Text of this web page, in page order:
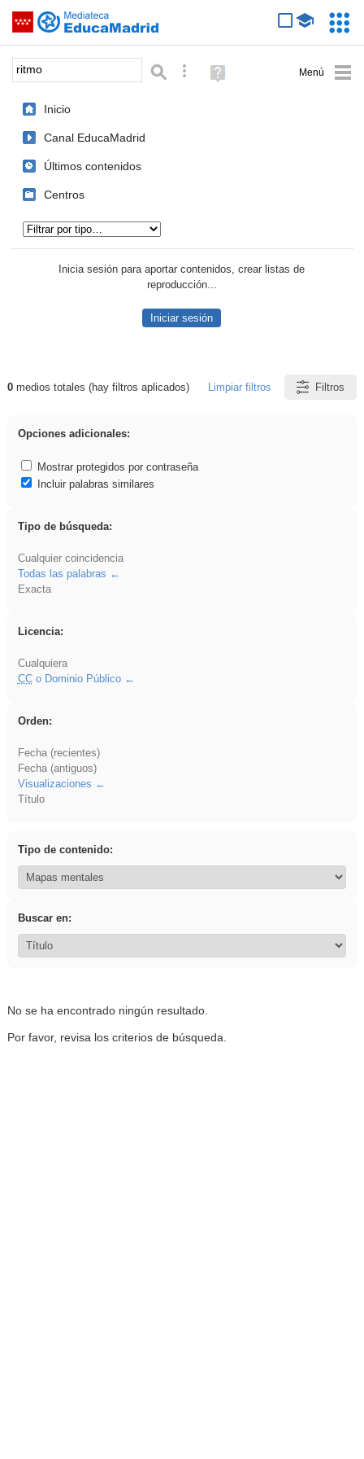
Saltar navegación
Palabra o frase: Búsqueda avanzada
Ayuda
(en
Inicio
Canal EducaMadrid
Últimos contenidos
Centros
Inicia sesión para aportar contenidos, crear listas de
reproducción...
Iniciar sesión
Resultados de: ritmo
0medios totales (hay filtros aplicados) Limpiar filtros Filtros
Opciones adicionales:
Mostrar protegidos por contraseña
Incluir palabras similares
Tipo de búsqueda:
Cualquier coincidencia
Todas las palabras
Exacta
Licencia:
Cualquiera
CCo Dominio Público
Orden:
Fecha (recientes)
Fecha (antiguos)
Visualizaciones
Título
Tipo de contenido:
Buscar en:
No se ha encontrado ningún resultado.
Por favor, revisa los criterios de búsqueda.